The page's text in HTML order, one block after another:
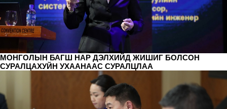
МОНГОЛЫН БАГШ НАР ДЭЛХИЙД ЖИШИГ БОЛСОН
СУРАЛЦАХУЙН УХААНААС СУРАЛЦЛАА